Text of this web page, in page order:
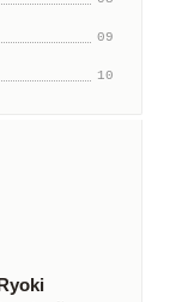
09
10